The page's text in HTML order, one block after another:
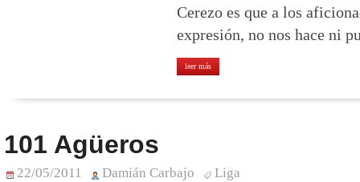
Cerezo es que a los
expresión, no nos hace ni
leer más
101 Agüeros
22/05/2011 Damián Carbajo Liga